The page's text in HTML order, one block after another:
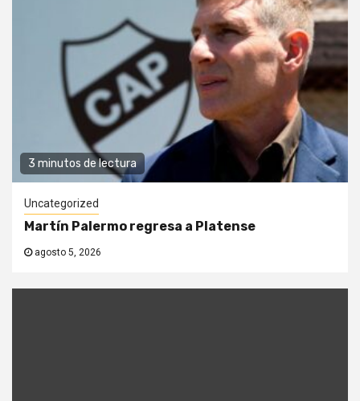
3 minutos de lectura
Uncategorized
Martín Palermo regresa a Platense
agosto 5, 2026